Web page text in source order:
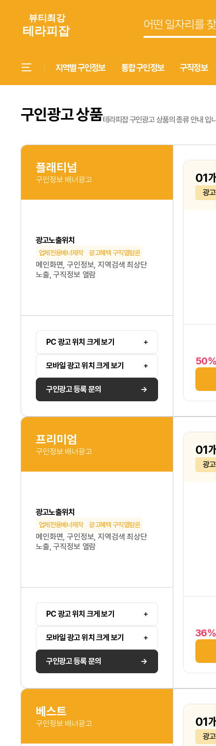
지역별 구인정보 통합 구인정보 구직정보
구인광고 상품테라피잡 구인광고 상품의 종류 안내 입
플래티넘
구인정보 배너광고
광고노출위치
업체전용배너제작 광고혜택 구직열람권
메인화면, 구인정보, 지역검색 최상단
노출, 구직정보 열람
PC 광고 위치 크게 보기
모바일 광고 위치 크게 보기
구인광고 등록 문의
01
광
50%
프리미엄
구인정보 배너광고
광고노출위치
업체전용배너제작 광고혜택 구직열람권
메인화면, 구인정보, 지역검색 최상단
노출, 구직정보 열람
PC 광고 위치 크게 보기
모바일 광고 위치 크게 보기
구인광고 등록 문의
01
광
36%
베스트
구인정보 배너광고 01
광